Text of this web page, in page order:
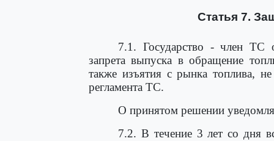
Статья 7.
7.1. Государство - член ТС
запрета выпуска в обращение
также изъятия с рынка топлива,
регламента ТС.
О принятом решении
7.2. В течение 3 лет со дня